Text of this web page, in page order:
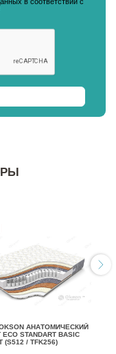
в соответствии с
АНАТОМИЧЕСКИЙ
ECO STANDART BASIC
(S512 / TFK256)